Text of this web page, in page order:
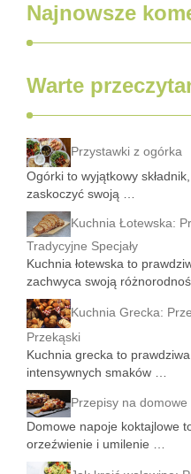
Najnowsze
Warte
Przystawki z ogórka
Ogórki to wyjątkowy
zaskoczyć swoją …
Kuchnia Łotewska:
Tradycyjne Specjały
Kuchnia łotewska to
zachwyca swoją
Kuchnia Grecka:
Przekąski
Kuchnia grecka to prawdziwa
intensywnych smaków …
Przepisy na
Domowe napoje koktajlowe
orzeźwienie i umilenie …